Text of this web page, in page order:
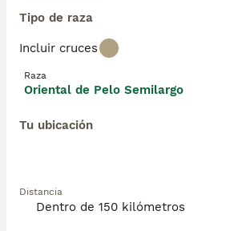
Tipo de raza
Incluir cruces
Raza
Oriental de Pelo Semilargo
Tu ubicación
Distancia